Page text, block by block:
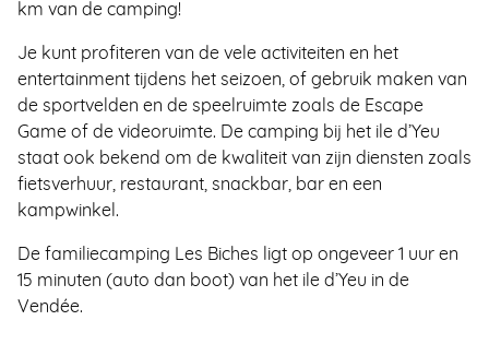
km van de camping!
Je kunt profiteren van de vele activiteiten en het
entertainment tijdens het seizoen, of gebruik maken van
de sportvelden en de speelruimte zoals de Escape
Game of de videoruimte. De camping bij het ile d’Yeu
staat ook bekend om de kwaliteit van zijn diensten zoals
fietsverhuur, restaurant, snackbar, bar en een
kampwinkel.
De familiecamping Les Biches ligt op ongeveer 1 uur en
15 minuten (auto dan boot) van het ile d’Yeu in de
Vendée.